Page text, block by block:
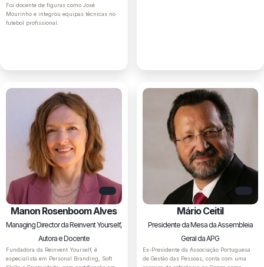
Foi docente de figuras como José
Mourinho e integrou equipas técnicas no
futebol profissional.
Manon Rosenboom Alves
Managing Director da Reinvent Yourself,
Autora e Docente
Fundadora da Reinvent Yourself, é
especialista em Personal Branding, Soft
Mário Ceitil
Presidente da Mesa da Assembleia
Geral da APG
Ex-Presidente da Associação Portuguesa
de Gestão das Pessoas, conta com uma